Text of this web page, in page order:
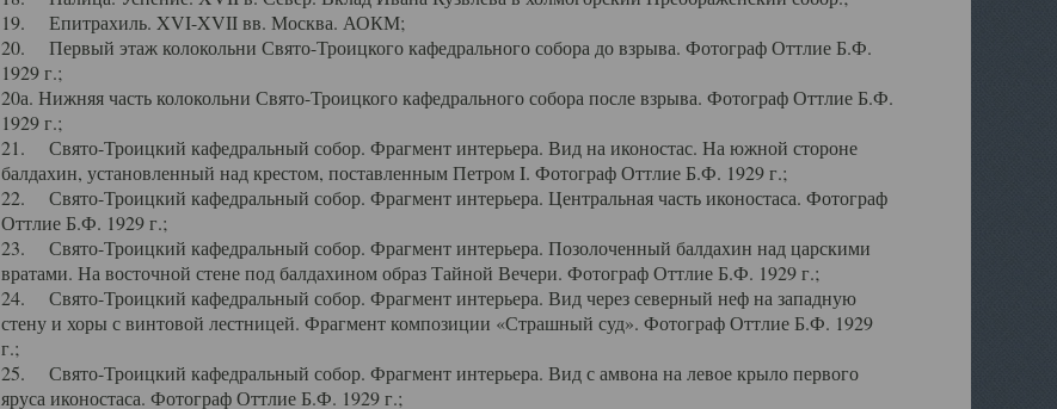
19. Епитрахиль. XVI-XVII вв. Москва. АОКМ;
20. Первый этаж колокольни Свято-Троицкого кафедрального собора до взрыва. Фотограф Оттлие Б.Ф.
1929 г.;
20а. Нижняя часть колокольни Свято-Троицкого кафедрального собора после взрыва. Фотограф Оттлие Б.Ф.
1929 г.;
21. Свято-Троицкий кафедральный собор. Фрагмент интерьера. Вид на иконостас. На южной стороне
балдахин, установленный над крестом, поставленным Петром I. Фотограф Оттлие Б.Ф. 1929 г.;
22. Свято-Троицкий кафедральный собор. Фрагмент интерьера. Центральная часть иконостаса. Фотограф
Оттлие Б.Ф. 1929 г.;
23. Свято-Троицкий кафедральный собор. Фрагмент интерьера. Позолоченный балдахин над царскими
вратами. На восточной стене под балдахином образ Тайной Вечери. Фотограф Оттлие Б.Ф. 1929 г.;
24. Свято-Троицкий кафедральный собор. Фрагмент интерьера. Вид через северный неф на западную
стену и хоры с винтовой лестницей. Фрагмент композиции «Страшный суд». Фотограф Оттлие Б.Ф. 1929
г.;
25. Свято-Троицкий кафедральный собор. Фрагмент интерьера. Вид с амвона на левое крыло первого
яруса иконостаса. Фотограф Оттлие Б.Ф. 1929 г.;